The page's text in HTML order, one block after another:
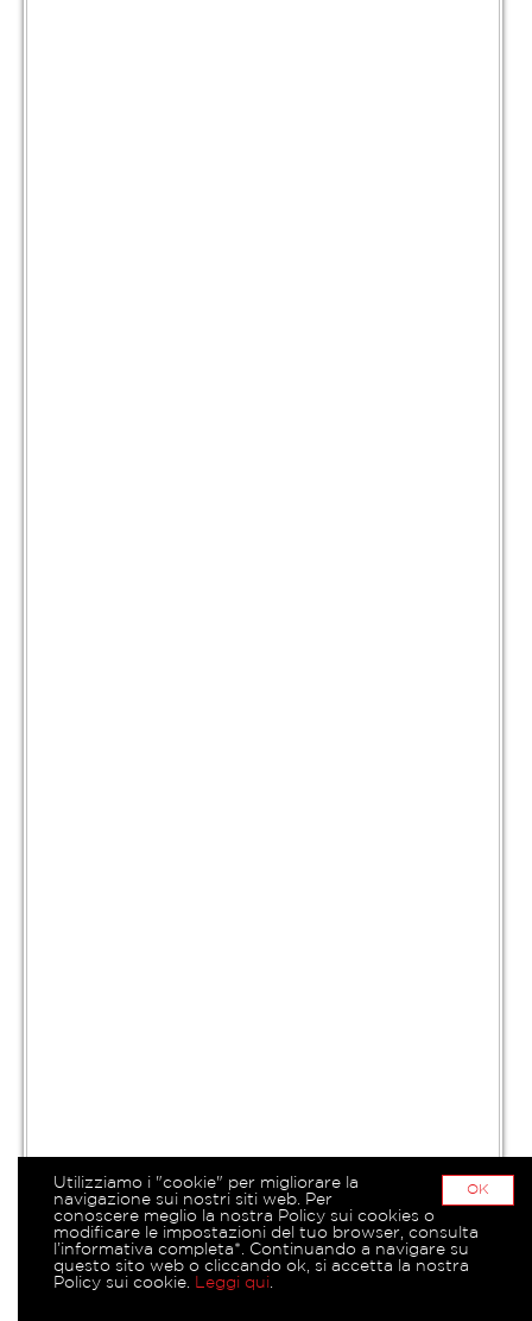
OK
Utilizziamo i "cookie" per migliorare la
navigazione sui nostri siti web. Per
conoscere meglio la nostra Policy sui cookies o
modificare le impostazioni del tuo browser, consulta
l’informativa completa*. Continuando a navigare su
questo sito web o cliccando ok, si accetta la nostra
Policy sui cookie.
Leggi qui